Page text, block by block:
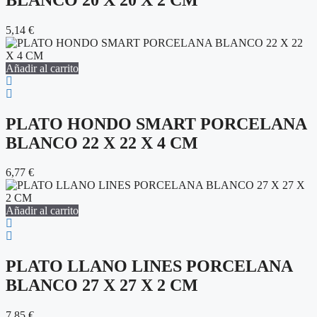
5,14 €
Añadir al carrito
PLATO HONDO SMART PORCELANA
BLANCO 22 X 22 X 4 CM
6,77 €
Añadir al carrito
PLATO LLANO LINES PORCELANA
BLANCO 27 X 27 X 2 CM